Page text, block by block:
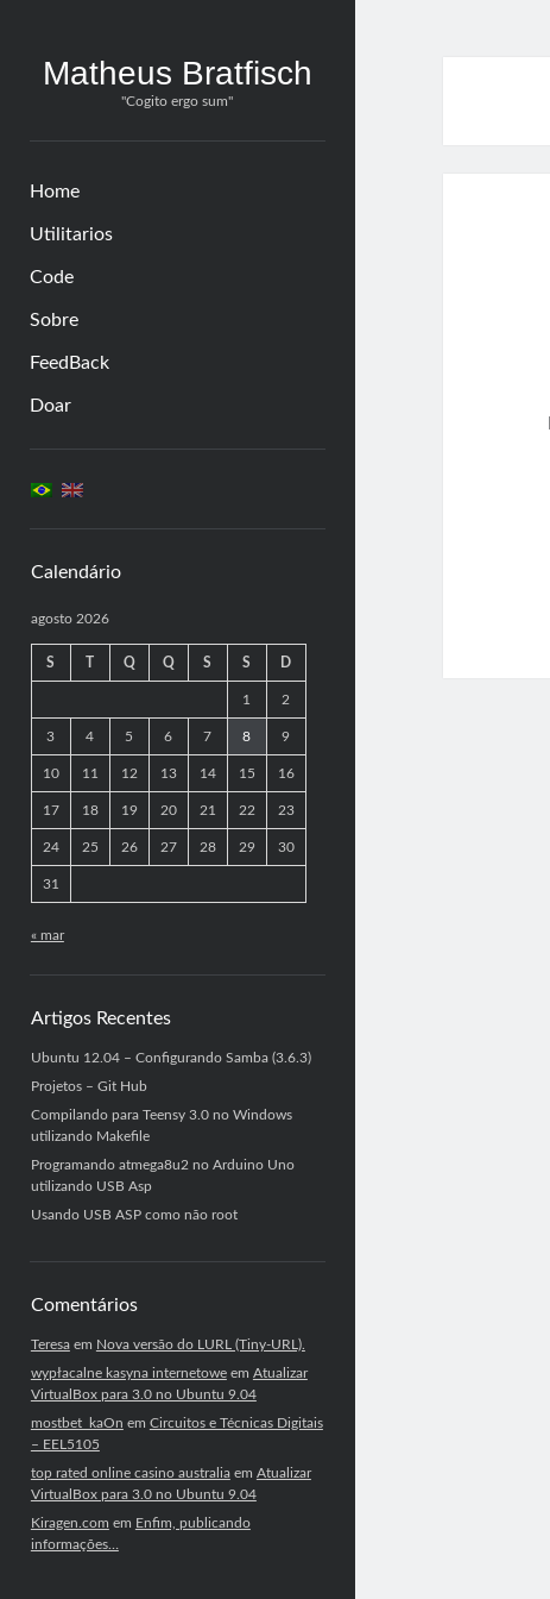
Matheus Bratfisch
"Cogito ergo sum"
Home
Utilitarios
Code
Sobre
FeedBack
Doar
Lateral
Calendário
agosto 2026
S T Q Q S S D
1 2
3 4 5 6 7 8 9
10 11 12 13 14 15 16
17 18 19 20 21 22 23
24 25 26 27 28 29 30
31
« mar
Artigos Recentes
Ubuntu 12.04 – Configurando Samba (3.6.3)
Projetos – Git Hub
Compilando para Teensy 3.0 no Windows
utilizando Makefile
Programando atmega8u2 no Arduino Uno
utilizando USB Asp
Usando USB ASP como não root
Comentários
Teresaem Nova versão do LURL (Tiny-URL).
wypłacalne kasyna internetoweem Atualizar
VirtualBox para 3.0 no Ubuntu 9.04
mostbet_kaOn em Circuitos e Técnicas Digitais
– EEL5105
top rated online casino australiaem Atualizar
VirtualBox para 3.0 no Ubuntu 9.04
Kiragen.com em Enfim, publicando
informações…